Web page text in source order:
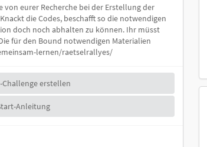
von eurer Recherche bei der Erstellung der
die Codes, beschafft so die notwendigen
doch noch abhalten zu können. Ihr müsst
für den Bound notwendigen Materialien
lernen/raetselrallyes/
Challenge erstellen
Anleitung